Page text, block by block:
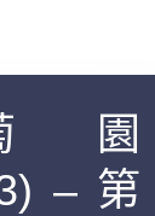
園
– 第